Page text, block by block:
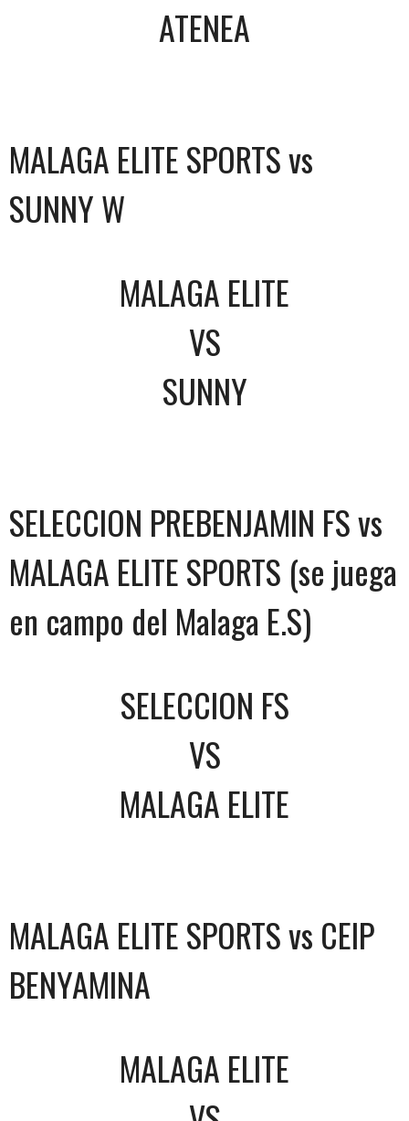
ATENEA
MALAGA ELITE SPORTS vs
SUNNY W
MALAGA ELITE
VS
SUNNY
SELECCION PREBENJAMIN FS vs
MALAGA ELITE SPORTS (se juega
en campo del Malaga E.S)
SELECCION FS
VS
MALAGA ELITE
MALAGA ELITE SPORTS vs CEIP
BENYAMINA
MALAGA ELITE